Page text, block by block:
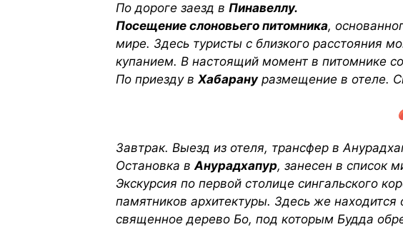
По дороге заезд в Пинавеллу.
Посещение слоновьего питомника,
мире. Здесь туристы с близкого расстояния
купанием. В настоящий момент в питомнике
По приезду в Хабарануразмещение в отеле.
Завтрак. Выезд из отеля, трансфер в
Остановка в Анурадхапур, занесен в список
Экскурсия по первой столице сингальского
памятников архитектуры. Здесь же
священное дерево Бо, под которым Будда